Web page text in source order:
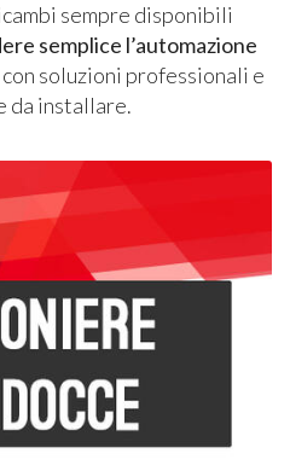
sempre disponibili
semplice l’automazione
con soluzioni professionali e
da installare.